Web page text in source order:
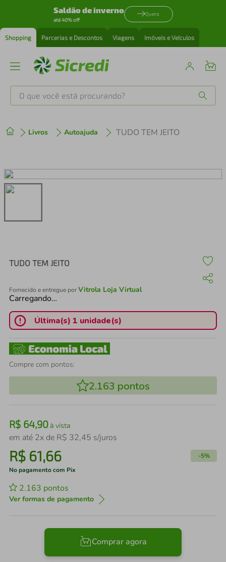
Saldão de inverno
até 40% off
Quero
Shopping Parcerias e Descontos Viagens Imóveis e Veículos
O que você está procurando?
Livros Autoajuda TUDO TEM JEITO
TUDO TEM JEITO
Fornecido e entregue porVitrola Loja Virtual
Carregando…
Última(s) 1 unidade(s)
Compre com pontos:
2.163 pontos
R$ 64,90à vista
em até 2x de R$ 32,45 s/juros
R$ 61,66 -5%
No pagamento com Pix
2.163 pontos
Ver formas de pagamento
Comprar agora
2º cafeteira